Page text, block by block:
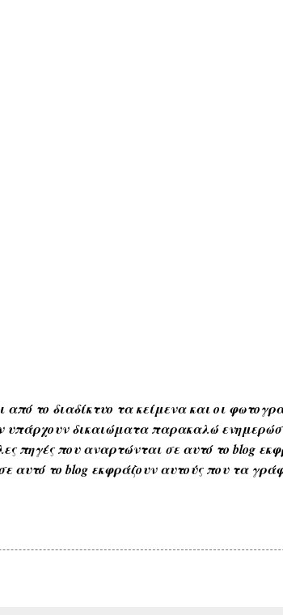
από το διαδίκτυο τα κείμενα και οι
υπάρχουν δικαιώματα παρακαλώ
πηγές που αναρτώνται σε αυτό το blog
αυτό το blog εκφράζουν αυτούς που τα